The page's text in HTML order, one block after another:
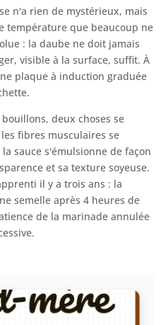
n'a rien de mystérieux, mais
température que beaucoup ne
: la daube ne doit jamais
visible à la surface, suffit. À
plaque à induction graduée
deux choses se
fibres musculaires se
sauce s'émulsionne de façon
et sa texture soyeuse.
il y a trois ans : la
semelle après 4 heures de
de la marinade annulée